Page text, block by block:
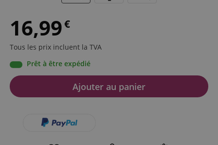
16,99€
Tous les prix incluent la TVA
Prêt à être expédié
Ajouter au panier